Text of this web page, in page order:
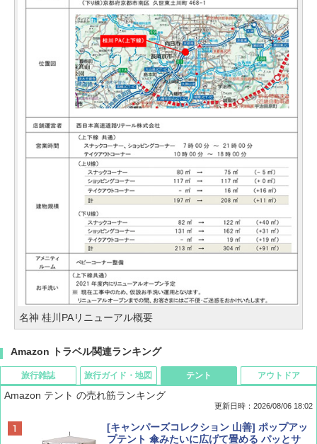
名神 桂川PAリニューアル概要
Amazon トラベル関連ランキング
旅行雑誌
ディズニーファン ２０２６年 ９月号 [雑
誌] (ＤＩＳＮＥＹ ＦＡＮ)
旅行ガイド・地図
D40 地球の歩き方 チェンマイ タイ北部の魅
力的な町 2026～2027 地球の歩き方D アジア
テント
Amazon テント の売れ筋ランキング
更新日時：2026/08/06 18:02
[キャンパーズコレクション 山善] ポップアッ
プテント 傘みたいに広げて畳める パッとサ
アウトドア